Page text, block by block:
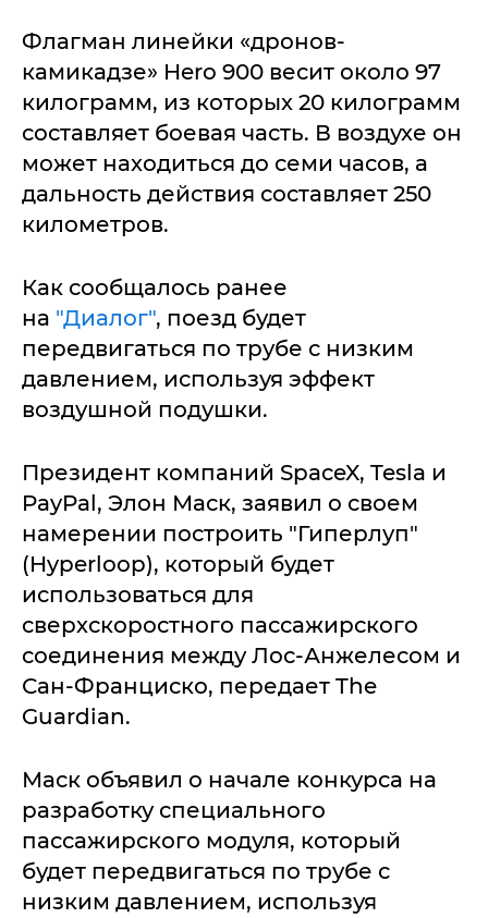
Флагман линейки «дронов-
камикадзе» Hero 900 весит около 97
килограмм, из которых 20 килограмм
составляет боевая часть. В воздухе он
может находиться до семи часов, а
дальность действия составляет 250
километров.
Как сообщалось ранее
на "Диалог", поезд будет
передвигаться по трубе с низким
давлением, используя эффект
воздушной подушки.
Президент компаний SpaceX, Tesla и
PayPal, Элон Маск, заявил о своем
намерении построить "Гиперлуп"
(Hyperloop), который будет
использоваться для
сверхскоростного пассажирского
соединения между Лос-Анжелесом и
Сан-Франциско, передает The
Guardian.
Маск объявил о начале конкурса на
разработку специального
пассажирского модуля, который
будет передвигаться по трубе с
низким давлением, используя